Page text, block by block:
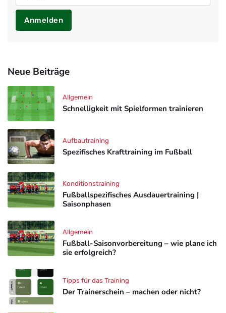
Anmelden
Neue Beiträge
Schnelligkeit mit Spielformen trainieren
Allgemein
Spezifisches Krafttraining im Fußball
Aufbautraining
Fußballspezifisches Ausdauertraining |
Saisonphasen
Konditionstraining
Fußball-Saisonvorbereitung – wie plane ich
sie erfolgreich?
Allgemein
Der Trainerschein – machen oder nicht?
Tipps für das Training